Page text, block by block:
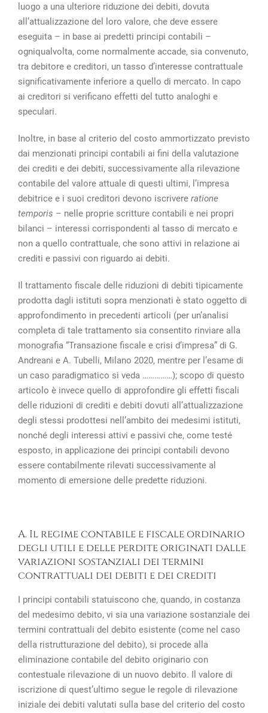
luogo a una ulteriore riduzione dei debiti, dovuta
all’attualizzazione del loro valore, che deve essere
eseguita – in base ai predetti principi contabili –
ogniqualvolta, come normalmente accade, sia convenuto,
tra debitore e creditori, un tasso d’interesse contrattuale
significativamente inferiore a quello di mercato. In capo
ai creditori si verificano effetti del tutto analoghi e
speculari.
Inoltre, in base al criterio del costo ammortizzato previsto
dai menzionati principi contabili ai fini della valutazione
dei crediti e dei debiti, successivamente alla rilevazione
contabile del valore attuale di questi ultimi, l’impresa
debitrice e i suoi creditori devono iscrivere ratione
temporis – nelle proprie scritture contabili e nei propri
bilanci – interessi corrispondenti al tasso di mercato e
non a quello contrattuale, che sono attivi in relazione ai
crediti e passivi con riguardo ai debiti.
Il trattamento fiscale delle riduzioni di debiti tipicamente
prodotta dagli istituti sopra menzionati è stato oggetto di
approfondimento in precedenti articoli (per un’analisi
completa di tale trattamento sia consentito rinviare alla
monografia “Transazione fiscale e crisi d’impresa” di G.
Andreani e A. Tubelli, Milano 2020, mentre per l’esame di
un caso paradigmatico si veda ……………); scopo di questo
articolo è invece quello di approfondire gli effetti fiscali
delle riduzioni di crediti e debiti dovuti all’attualizzazione
degli stessi prodottesi nell’ambito dei medesimi istituti,
nonché degli interessi attivi e passivi che, come testé
esposto, in applicazione dei principi contabili devono
essere contabilmente rilevati successivamente al
momento di emersione delle predette riduzioni.
A. Il regime contabile e fiscale ordinario
degli utili e delle perdite originati dalle
variazioni sostanziali dei termini
contrattuali dei debiti e dei crediti
I principi contabili statuiscono che, quando, in costanza
del medesimo debito, vi sia una variazione sostanziale dei
termini contrattuali del debito esistente (come nel caso
della ristrutturazione del debito), si procede alla
eliminazione contabile del debito originario con
contestuale rilevazione di un nuovo debito. Il valore di
iscrizione di quest’ultimo segue le regole di rilevazione
iniziale dei debiti valutati sulla base del criterio del costo